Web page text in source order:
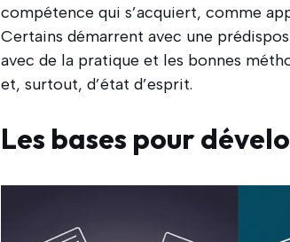
compétence qui s’acquiert, comme
Certains démarrent avec une
avec de la pratique et les bonnes
et, surtout, d’état d’esprit.
Les bases pour